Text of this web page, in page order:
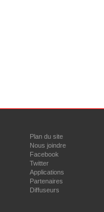
Plan du site
Nous joindre
Facebook
Twitter
Applications
Partenaires
Diffuseurs